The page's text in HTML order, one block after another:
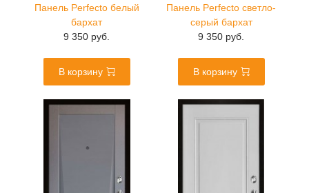
Панель Perfecto белый
бархат
9 350 руб.
В корзину
Панель Perfecto светло-
серый бархат
9 350 руб.
В корзину